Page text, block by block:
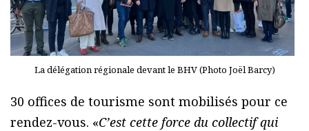
La délégation régionale devant le BHV (Photo Joël Barcy)
30 offices de tourisme sont mobilisés pour ce
rendez-vous. «C’est cette force du collectif qui